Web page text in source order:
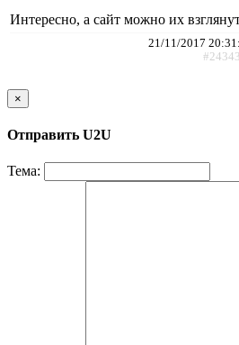
Интересно, а сайт можно их
21/11/2017
×
Отправить U2U
Тема: